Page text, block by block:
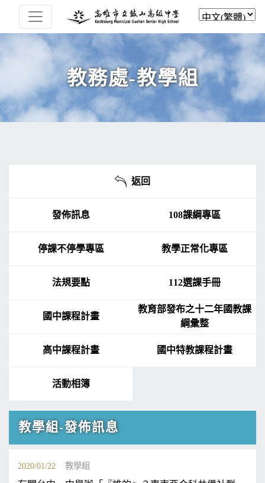
教務處-教學組
返回
發佈訊息 108課綱專區
停課不停學專區 教學正常化專區
法規要點 112選課手冊
國中課程計畫
教育部發布之十二年國教課
綱彙整
高中課程計畫 國中特教課程計畫
活動相簿
教學組-發佈訊息
2020/01/22 教學組